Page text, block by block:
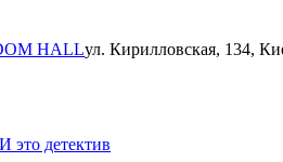
HALLул. Кирилловская, 134,
это детектив